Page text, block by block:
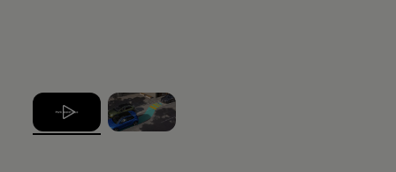
Interieur
, 1 von 2